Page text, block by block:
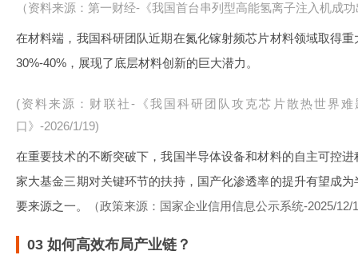
（资料来源：第一财经-《我国首台串列型高能氢离子注入机成
在材料端，我国科研团队近期在氮化镓射频芯片材料领域取得
30%-40%，展现了底层材料创新的巨大潜力。
(资料来源：财联社-《我国科研团队攻克芯片散热世界
口》-2026/1/19)
在重要技术的不断突破下，我国半导体设备和材料的自主可控
家大基金三期对关键环节的扶持，国产化渗透率的提升有望成
要来源之一。
（政策来源：国家企业信用信息公示系统-2025/12/
03 如何高效布局产业链？